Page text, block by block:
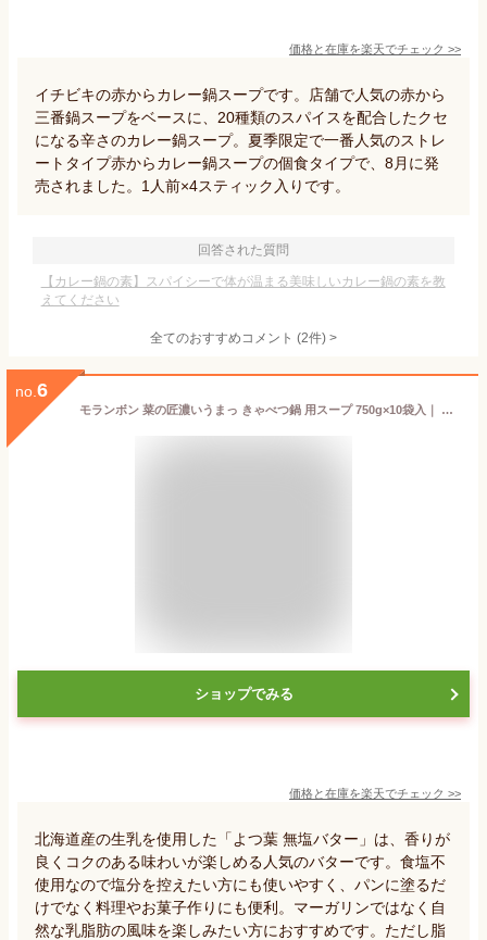
価格と在庫を楽天でチェック >>
イチビキの赤からカレー鍋スープです。店舗で人気の赤から
三番鍋スープをベースに、20種類のスパイスを配合したクセ
になる辛さのカレー鍋スープ。夏季限定で一番人気のストレ
ートタイプ赤からカレー鍋スープの個食タイプで、8月に発
売されました。1人前×4スティック入りです。
回答された質問
【カレー鍋の素】スパイシーで体が温まる美味しいカレー鍋の素を教
えてください
全てのおすすめコメント (2件) >
no. 6
モランボン 菜の匠濃いうまっ きゃべつ鍋 用スープ 750g×10袋入｜ 送料無料 調味料 ストレート 鍋スープ 鍋つゆ きゃべつ にんにく ニンニク
ショップでみる
価格と在庫を楽天でチェック >>
北海道産の生乳を使用した「よつ葉 無塩バター」は、香りが
良くコクのある味わいが楽しめる人気のバターです。食塩不
使用なので塩分を控えたい方にも使いやすく、パンに塗るだ
けでなく料理やお菓子作りにも便利。マーガリンではなく自
然な乳脂肪の風味を楽しみたい方におすすめです。ただし脂